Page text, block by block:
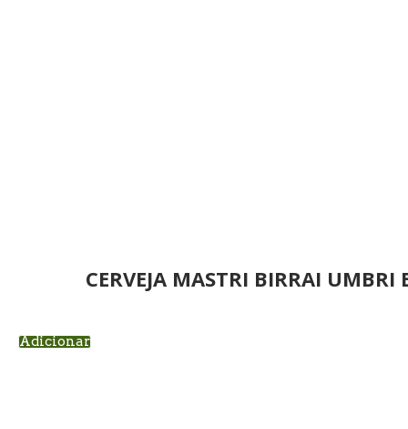
CERVEJA MASTRI BIRRAI
Adicionar